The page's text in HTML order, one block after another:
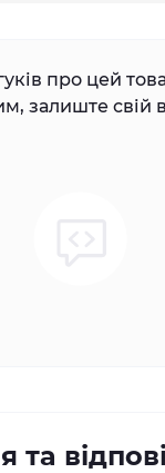
про цей
залиште свій
та